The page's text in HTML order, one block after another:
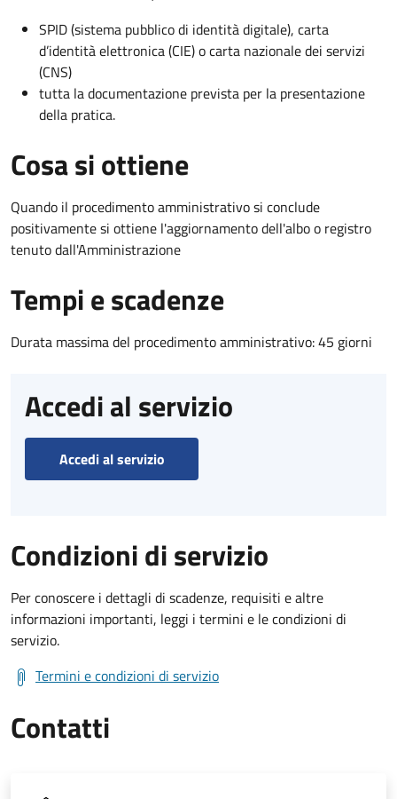
SPID (sistema pubblico di identità digitale), carta
d’identità elettronica (CIE) o carta nazionale dei servizi
(CNS)
tutta la documentazione prevista per la presentazione
della pratica.
Cosa si ottiene
Quando il procedimento amministrativo si conclude
positivamente si ottiene l'aggiornamento dell'albo o registro
tenuto dall'Amministrazione
Tempi e scadenze
Durata massima del procedimento amministrativo: 45 giorni
Accedi al servizio
Accedi al servizio
Condizioni di servizio
Per conoscere i dettagli di scadenze, requisiti e altre
informazioni importanti, leggi i termini e le condizioni di
servizio.
Termini e condizioni di servizio
Contatti